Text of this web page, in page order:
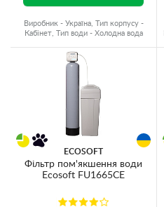
Виробник - Україна, Тип корпусу -
Кабінет, Тип води - Холодна вода
ECOSOFT
Фільтр пом'якшення води
Ecosoft FU1665CE